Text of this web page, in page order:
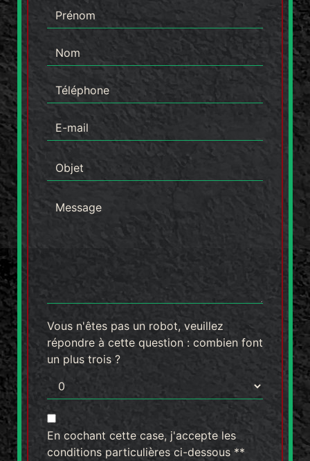
Vous n'êtes pas un robot, veuillez
répondre à cette question : combien font
un plus trois ?
En cochant cette case, j'accepte les
conditions particulières ci-dessous **